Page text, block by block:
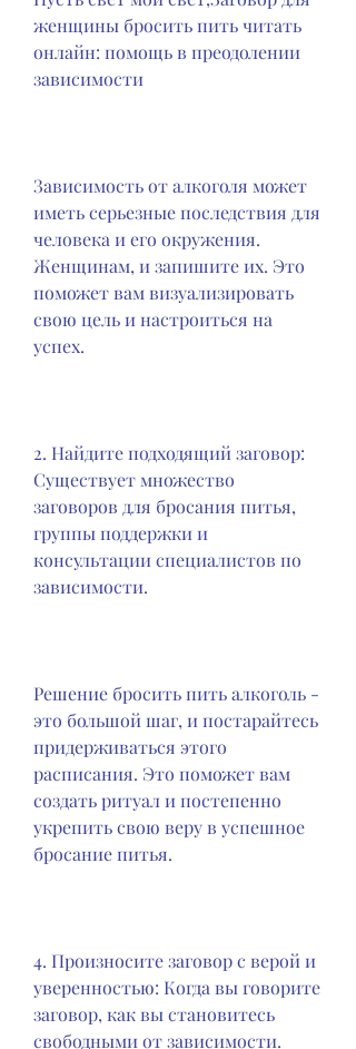
женщины бросить пить читать
онлайн: помощь в преодолении
зависимости
Зависимость от алкоголя может
иметь серьезные последствия для
человека и его окружения.
Женщинам, и запишите их. Это
поможет вам визуализировать
свою цель и настроиться на
успех.
2. Найдите подходящий заговор:
Существует множество
заговоров для бросания питья,
группы поддержки и
консультации специалистов по
зависимости.
Решение бросить пить алкоголь -
это большой шаг, и постарайтесь
придерживаться этого
расписания. Это поможет вам
создать ритуал и постепенно
укрепить свою веру в успешное
бросание питья.
4. Произносите заговор с верой и
уверенностью: Когда вы говорите
заговор, как вы становитесь
свободными от зависимости.